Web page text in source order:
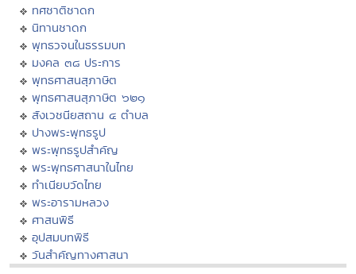
ทศชาติชาดก
นิทานชาดก
พุทธวจนในธรรมบท
มงคล ๓๘ ประการ
พุทธศาสนสุภาษิต
พุทธศาสนสุภาษิต ๖๒๑
สังเวชนียสถาน ๔ ตำบล
ปางพระพุทธรูป
พระพุทธรูปสำคัญ
พระพุทธศาสนาในไทย
ทำเนียบวัดไทย
พระอารามหลวง
ศาสนพิธี
อุปสมบทพิธี
วันสำคัญทางศาสนา